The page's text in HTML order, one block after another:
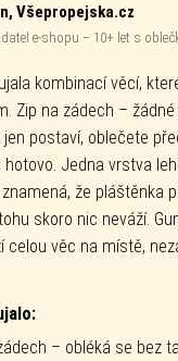
Všepropejska.cz
e-shopu – 10+ let s
kombinací věcí,
Zip na zádech –
postaví, oblečete
hotovo. Jedna vrstva
že pláštěnka
skoro nic neváží.
celou věc na místě,
– obléká se bez